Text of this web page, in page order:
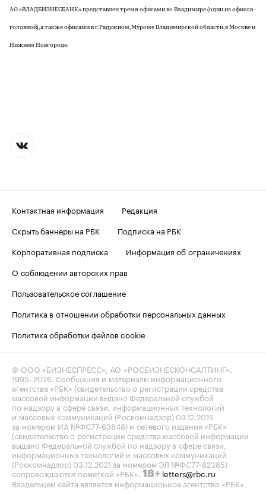
АО «ВЛАДБИЗНЕСБАНК» представлен тремя офисами во Владимире (один из офисов -
головной), а также офисами в г. Радужном, Муроме Владимирской области, в Москве и
Нижнем Новгороде.
Контактная информация
Редакция
Скрыть баннеры на РБК
Подписка на РБК
Корпоративная подписка
Информация об ограничениях
О соблюдении авторских прав
Пользовательское соглашение
Политика в отношении обработки персональных данных
Политика обработки файлов cookie
© ООО «БИЗНЕСПРЕСС», АО «РОСБИЗНЕСКОНСАЛТИНГ»,
1995–2026 . Сообщения и материалы информационного
агентства «РБК» (свидетельство о регистрации средства
массовой информации выдано Федеральной службой
по надзору в сфере связи, информационных технологий
и массовых коммуникаций (Роскомнадзор) 09.12.2015
за номером ИА №ФС77-63848) и сетевого издания «РБК»
(свидетельство о регистрации средства массовой информации
выдано Федеральной службой по надзору в сфере связи,
информационных технологий и массовых коммуникаций
(Роскомнадзор) 03.12.2021 за номером ЭЛ №ФС77-82385)
сопровождаются пометкой «РБК». 18+ letters@rbc.ru
Владельцем сайта является информационное агентство «РБК».